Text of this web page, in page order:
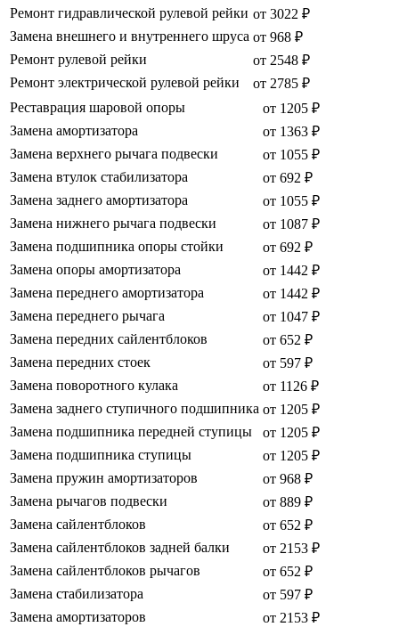
Ремонт гидравлической рулевой рейки от 3022 ₽
Замена внешнего и внутреннего шруса от 968 ₽
Ремонт рулевой рейки
от 2548 ₽
Ремонт электрической рулевой рейки
от 2785 ₽
Реставрация шаровой опоры
от 1205 ₽
Замена амортизатора
от 1363 ₽
Замена верхнего рычага подвески
от 1055 ₽
Замена втулок стабилизатора
от 692 ₽
Замена заднего амортизатора
от 1055 ₽
Замена нижнего рычага подвески
от 1087 ₽
Замена подшипника опоры стойки
от 692 ₽
Замена опоры амортизатора
от 1442 ₽
Замена переднего амортизатора
от 1442 ₽
Замена переднего рычага
от 1047 ₽
Замена передних сайлентблоков
от 652 ₽
Замена передних стоек
от 597 ₽
Замена поворотного кулака
от 1126 ₽
Замена заднего ступичного подшипника от 1205 ₽
Замена подшипника передней ступицы
от 1205 ₽
Замена подшипника ступицы
от 1205 ₽
Замена пружин амортизаторов
от 968 ₽
Замена рычагов подвески
от 889 ₽
Замена сайлентблоков
от 652 ₽
Замена сайлентблоков задней балки
от 2153 ₽
Замена сайлентблоков рычагов
от 652 ₽
Замена стабилизатора
от 597 ₽
Замена амортизаторов
от 2153 ₽